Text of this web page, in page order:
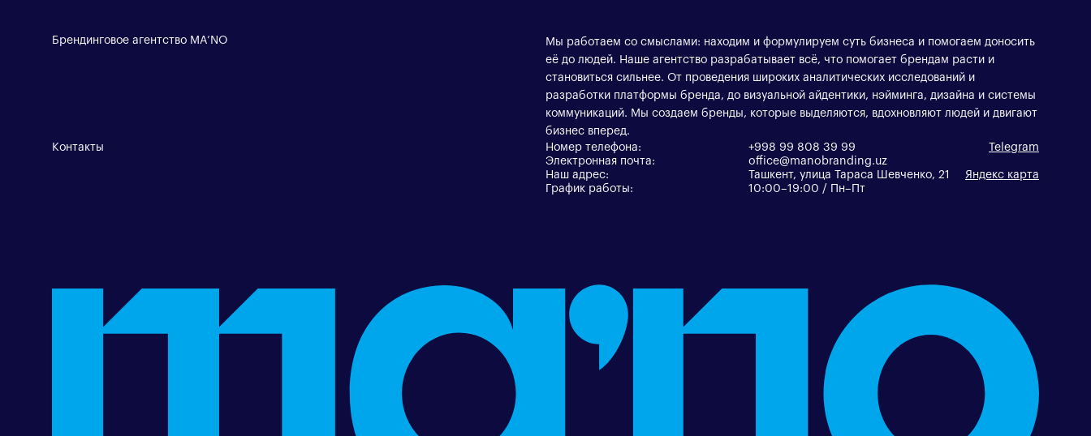
Брендинговое агентство MA’NO
Мы работаем со смыслами: находим и формулируем суть бизнеса и помогаем доносить
её до людей. Наше агентство разрабатывает всё, что помогает брендам расти и
становиться сильнее. От проведения широких аналитических исследований и
разработки платформы бренда, до визуальной айдентики, нэйминга, дизайна и системы
коммуникаций. Мы создаем бренды, которые выделяются, вдохновляют людей и двигают
бизнес вперед.
Контакты
Номер телефона: +998 99 808 39 99
Telegram
Электронная почта:
office@manobranding.uz
Наш адрес:
Ташкент, улица Тараса Шевченко, 21
Яндекс карта
График работы:
10:00–19:00 / Пн–Пт